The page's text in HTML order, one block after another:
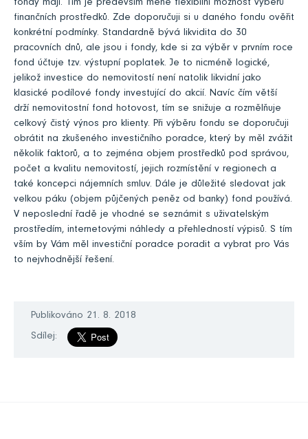
fondy mají. Tím je především méně flexibilní možnost výběrů
finančních prostředků. Zde doporučuji si u daného fondu ověřit
konkrétní podmínky. Standardně bývá likvidita do 30
pracovních dnů, ale jsou i fondy, kde si za výběr v prvním roce
fond účtuje tzv. výstupní poplatek. Je to nicméně logické,
jelikož investice do nemovitostí není natolik likvidní jako
klasické podílové fondy investující do akcií. Navíc čím větší
drží nemovitostní fond hotovost, tím se snižuje a rozmělňuje
celkový čistý výnos pro klienty. Při výběru fondu se doporučuji
obrátit na zkušeného investičního poradce, který by měl zvážit
několik faktorů, a to zejména objem prostředků pod správou,
počet a kvalitu nemovitostí, jejich rozmístění v regionech a
také koncepci nájemních smluv. Dále je důležité sledovat jak
velkou páku (objem půjčených peněz od banky) fond používá.
V neposlední řadě je vhodné se seznámit s uživatelským
prostředím, internetovými náhledy a přehledností výpisů. S tím
vším by Vám měl investiční poradce poradit a vybrat pro Vás
to nejvhodnější řešení.
Publikováno 21. 8. 2018
Sdílej: